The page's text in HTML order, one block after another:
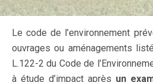
Le code de l’environnement
ouvrages ou aménagements
L.122-2 du Code de
à étude d’impact après un